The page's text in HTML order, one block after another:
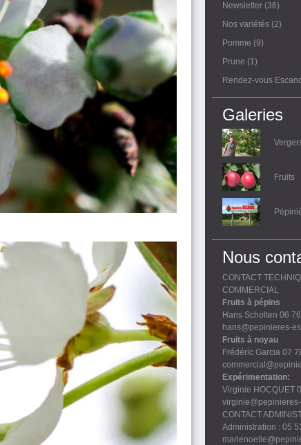
Newsletter (36)
Nos variétés (2)
Pomme (9)
Prune (1)
Rendez-vous
Galeries
Fruits
Nous
CONTACT
COMMERCIAL
Fruits à pépins
Hans Scholten 06
hans@pepinieres-
Fruits à noyau
Frédéric Garcia 07
Expérimentation:
Virginie HOCQUET
CONTACT
Administration : 05